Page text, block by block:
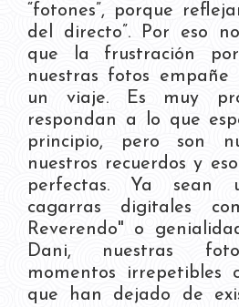
“fotones”, porque
del directo”. Por eso
que la frustración
nuestras fotos empañe
un viaje. Es muy
respondan a lo que
principio, pero son
nuestros recuerdos y
perfectas. Ya sean
cagarras digitales
Reverendo" o
Dani, nuestras
momentos irrepetibles
que han dejado de